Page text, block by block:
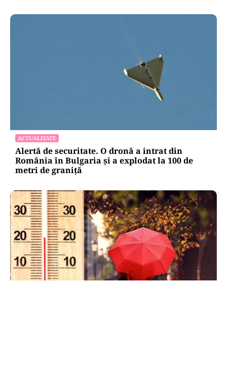
ACTUALITATE
Alertă de securitate. O dronă a intrat din
România în Bulgaria şi a explodat la 100 de
metri de graniţă